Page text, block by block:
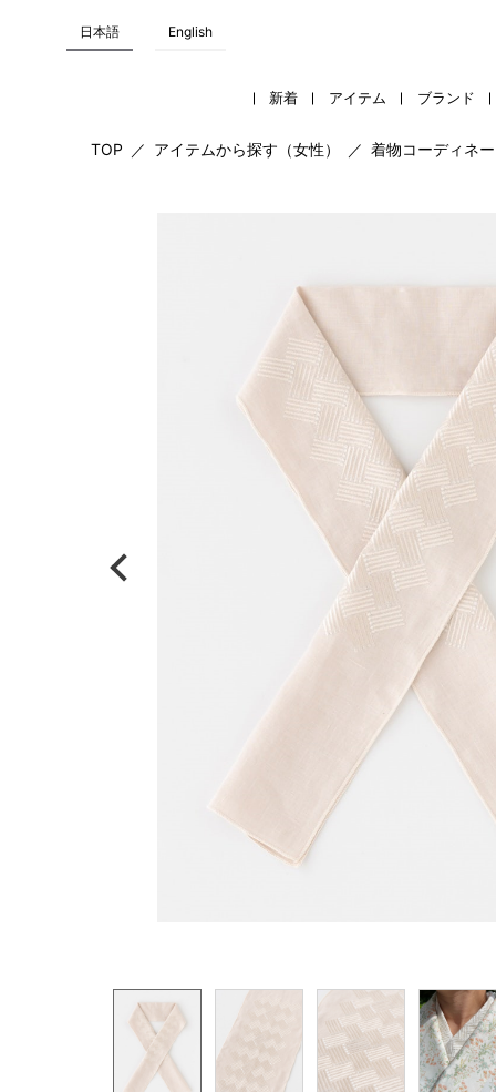
日本語 English
新着 アイテム ブランド
TOP ／ アイテムから探す（女性） ／ 着物コーディネ